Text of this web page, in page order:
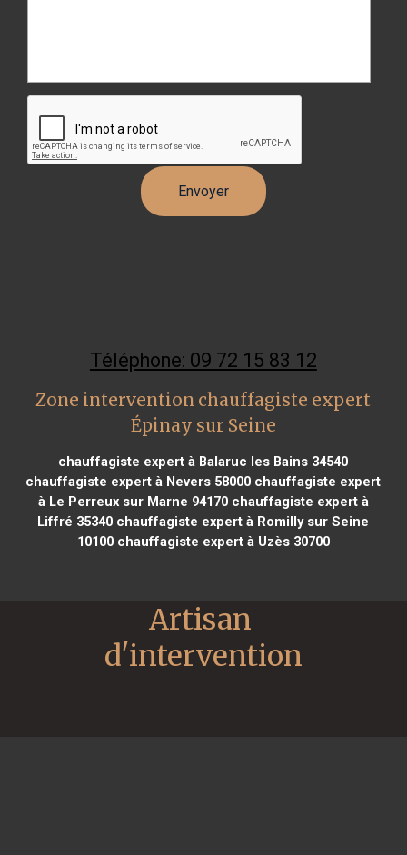
Téléphone: 09 72 15 83 12
Zone intervention chauffagiste expert
Épinay sur Seine
chauffagiste expert à Balaruc les Bains 34540
chauffagiste expert à Nevers 58000 chauffagiste expert
à Le Perreux sur Marne 94170chauffagiste expert à
Liffré 35340 chauffagiste expert à Romilly sur Seine
10100chauffagiste expert à Uzès 30700
Artisan
d'intervention